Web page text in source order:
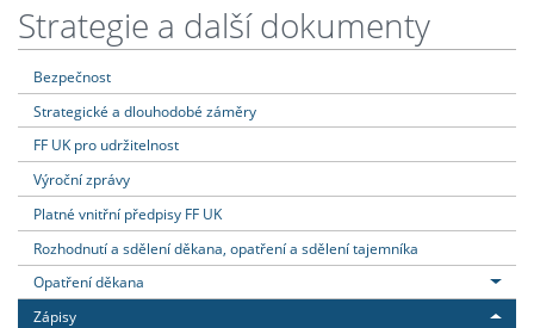
Strategie a další dokumenty
Bezpečnost
Strategické a dlouhodobé záměry
FF UK pro udržitelnost
Výroční zprávy
Platné vnitřní předpisy FF UK
Rozhodnutí a sdělení děkana, opatření a sdělení tajemníka
Opatření děkana
Zápisy